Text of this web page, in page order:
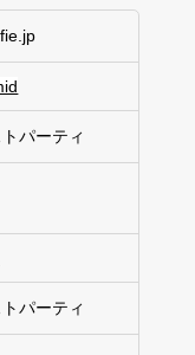
パーティ
パーティ